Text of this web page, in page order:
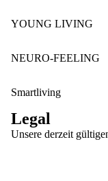
YOUNG LIVING
NEURO-FEELING
Smartliving
Legal
Unsere derzeit